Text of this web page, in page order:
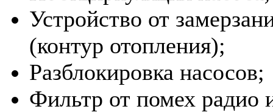
Устройство от
(контур отопления);
Разблокировка насосов;
Фильтр от помех радио